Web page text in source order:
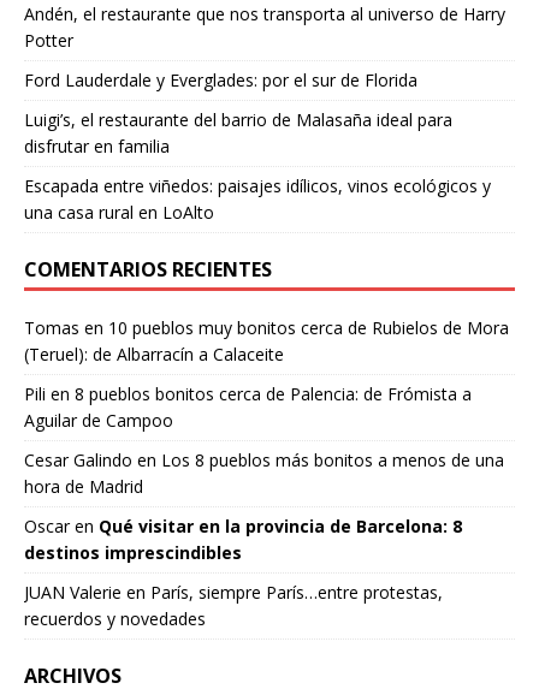
Andén, el restaurante que nos transporta al universo de Harry
Potter
Ford Lauderdale y Everglades: por el sur de Florida
Luigi’s, el restaurante del barrio de Malasaña ideal para
disfrutar en familia
Escapada entre viñedos: paisajes idílicos, vinos ecológicos y
una casa rural en LoAlto
COMENTARIOS RECIENTES
Tomas en 10 pueblos muy bonitos cerca de Rubielos de Mora
(Teruel): de Albarracín a Calaceite
Pili en 8 pueblos bonitos cerca de Palencia: de Frómista a
Aguilar de Campoo
Cesar Galindo en Los 8 pueblos más bonitos a menos de una
hora de Madrid
Oscaren Qué visitar en la provincia de Barcelona: 8
destinos imprescindibles
JUAN Valerie en París, siempre París…entre protestas,
recuerdos y novedades
ARCHIVOS